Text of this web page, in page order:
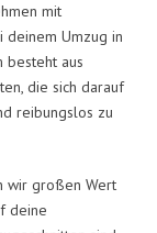
mit
Umzug in
besteht aus
die sich darauf
reibungslos zu
wir großen Wert
deine